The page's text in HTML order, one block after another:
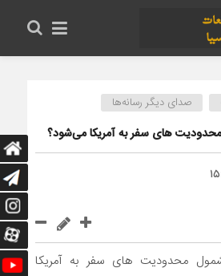
صدای دیگر رسانه‌ها
های سفر به آمریکا می‌شود؟